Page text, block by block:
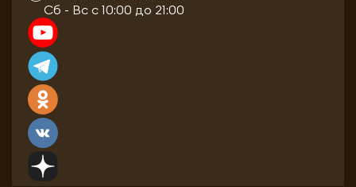
Сб - Вс с 10:00 до 21:00